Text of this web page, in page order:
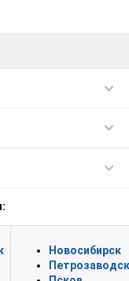
Новосибирск
Петрозаводск